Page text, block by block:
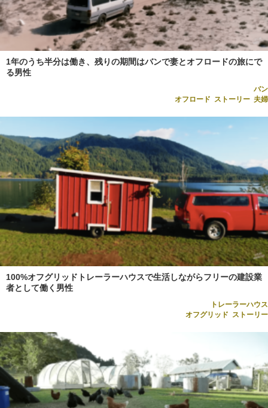
1年のうち半分は働き、残りの期間はバンで妻とオフロードの旅にで
る男性
バン
オフロード
ストーリー 夫婦
100%オフグリッドトレーラーハウスで生活しながらフリーの建設業
者として働く男性
トレーラーハウス
オフグリッド ストーリー